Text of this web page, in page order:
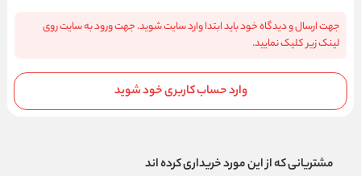
جهت ارسال و دیدگاه خود باید ابتدا وارد سایت شوید. جهت ورود به سایت روی
لینک زیر کلیک نمایید.
وارد حساب کاربری خود شوید
مشتریانی که از این مورد خریداری کرده اند